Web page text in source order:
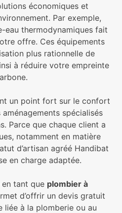
économiques et
Par exemple,
eau thermodynamiques fait
offre. Ces équipements
plus rationnelle de
à réduire votre empreinte
un point fort sur le confort
spécialisés
Parce que chaque client a
notamment en matière
d’artisan agréé Handibat
en charge adaptée.
tant que plombier à
d’offrir un devis gratuit
liée à la plomberie ou au